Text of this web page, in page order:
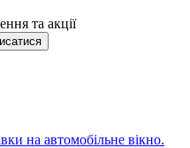
та акції
на автомобільне вікно.